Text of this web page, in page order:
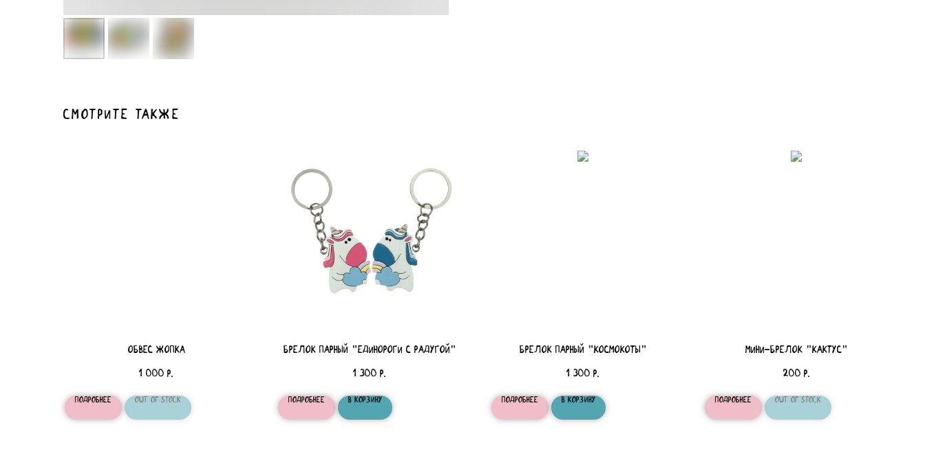
Смотрите также
Обвес Жопка
1 000 р.
Подробнее Out of stock
БРЕЛОК парный "Единороги с радугой"
1 300 р.
Подробнее В корзину
БРЕЛОК парный "Космокоты"
1 300 р.
Подробнее В корзину
мини-брелок "кактус"
200 р.
Подробнее Out of stock